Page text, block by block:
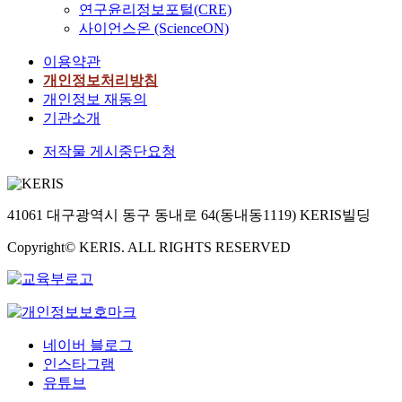
연구윤리정보포털(CRE)
사이언스온 (ScienceON)
이용약관
개인정보처리방침
개인정보 재동의
기관소개
저작물 게시중단요청
41061 대구광역시 동구 동내로 64(동내동1119) KERIS빌딩
Copyright© KERIS. ALL RIGHTS RESERVED
네이버 블로그
인스타그램
유튜브